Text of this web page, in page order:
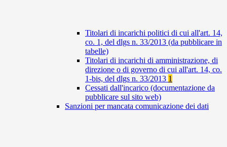
Titolari di incarichi politici di cui all'art. 14,
co. 1, del dlgs n. 33/2013 (da pubblicare in
tabelle)
Titolari di incarichi di amministrazione, di
direzione o di governo di cui all'art. 14, co.
1-bis, del dlgs n. 33/2013 1
Cessati dall'incarico (documentazione da
pubblicare sul sito web)
Sanzioni per mancata comunicazione dei dati